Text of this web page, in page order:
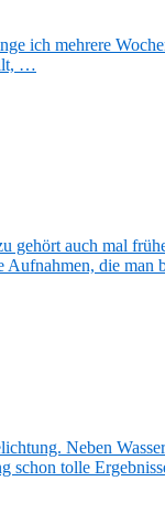
ich mehrere
…
auch mal
Aufnahmen, die man
Neben
schon tolle